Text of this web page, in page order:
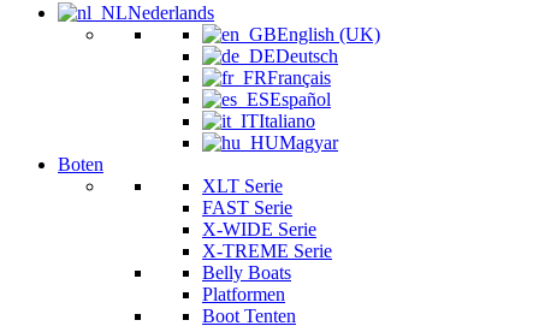
Nederlands
English (UK)
Deutsch
Français
Español
Italiano
Magyar
Boten
XLT Serie
FAST Serie
X-WIDE Serie
X-TREME Serie
Belly Boats
Platformen
Boot Tenten